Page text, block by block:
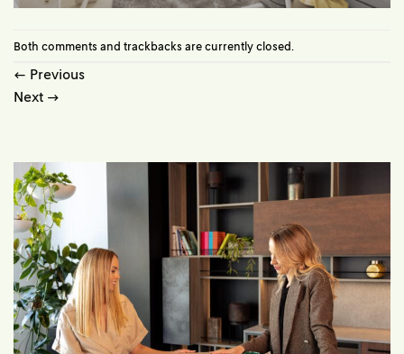
Both comments and trackbacks are currently closed.
← Previous
Next →